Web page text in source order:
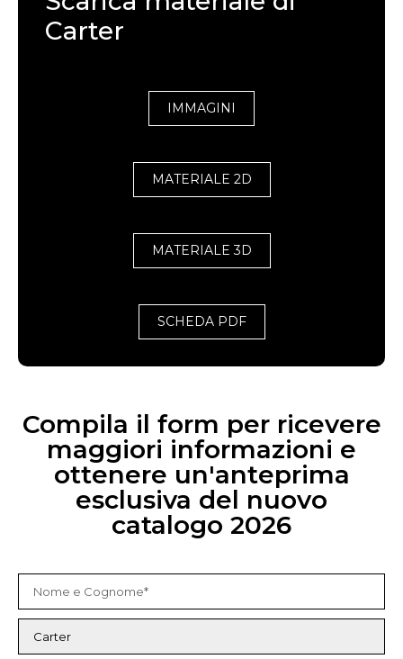
Carter
IMMAGINI
MATERIALE 2D
MATERIALE 3D
SCHEDA PDF
Compila il form per ricevere
maggiori informazioni e
ottenere un'anteprima
esclusiva del nuovo
catalogo 2026